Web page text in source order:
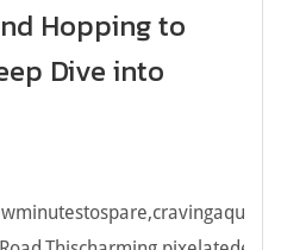
Hopping to
Dive into